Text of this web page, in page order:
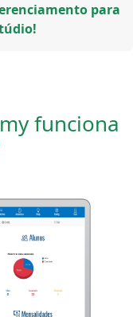
para
funciona